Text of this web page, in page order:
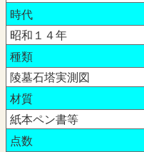
時代
昭和１４年
種類
陵墓石塔実測図
材質
紙本ペン書等
点数